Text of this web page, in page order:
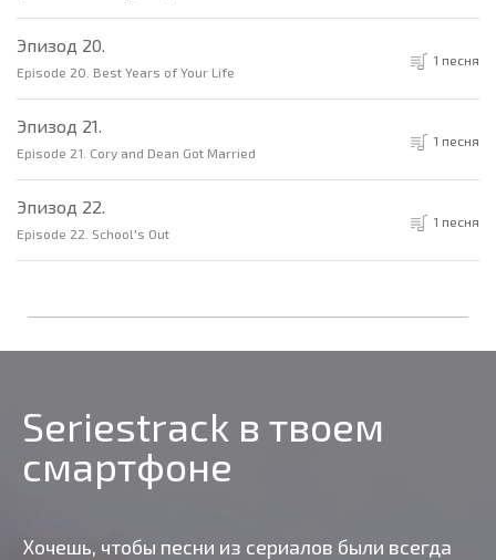
Эпизод 20.
Episode 20. Best Years of Your Life
1 песня
Эпизод 21.
Episode 21. Cory and Dean Got Married
1 песня
Эпизод 22.
Episode 22. School's Out
1 песня
Seriestrack в твоем
смартфоне
Хочешь, чтобы песни из сериалов были всегда